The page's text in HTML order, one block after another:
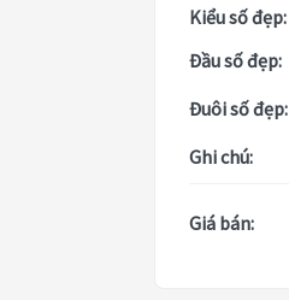
Kiểu số đẹp:
Đầu số đẹp:
Đuôi số đẹp:
Ghi chú:
Giá bán: